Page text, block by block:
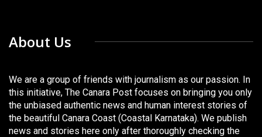
About Us
We are a group of friends with journalism as our passion. In
this initiative, The Canara Post focuses on bringing you only
the unbiased authentic news and human interest stories of
the beautiful Canara Coast (Coastal Karnataka). We publish
news and stories here only after thoroughly checking the